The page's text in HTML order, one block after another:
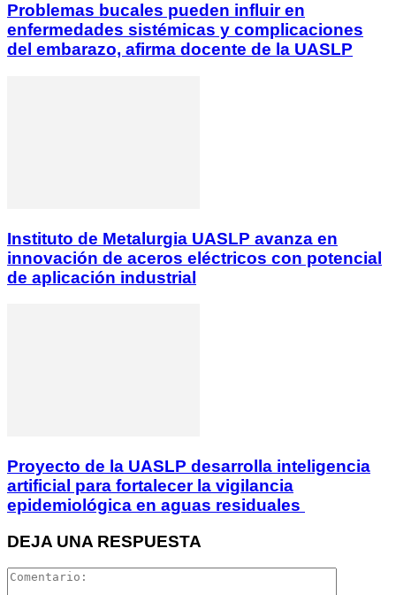
Problemas bucales pueden influir en
enfermedades sistémicas y complicaciones
del embarazo, afirma docente de la UASLP
Instituto de Metalurgia UASLP avanza en
innovación de aceros eléctricos con potencial
de aplicación industrial
Proyecto de la UASLP desarrolla inteligencia
artificial para fortalecer la vigilancia
epidemiológica en aguas residuales
DEJA UNA RESPUESTA